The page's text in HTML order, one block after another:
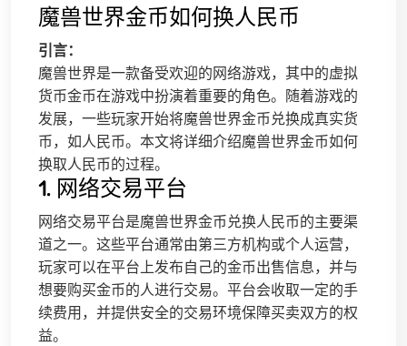
魔兽世界金币如何换人民币
引言：
魔兽世界是一款备受欢迎的网络游戏，其中的虚拟
货币金币在游戏中扮演着重要的角色。随着游戏的
发展，一些玩家开始将魔兽世界金币兑换成真实货
币，如人民币。本文将详细介绍魔兽世界金币如何
换取人民币的过程。
1. 网络交易平台
网络交易平台是魔兽世界金币兑换人民币的主要渠
道之一。这些平台通常由第三方机构或个人运营，
玩家可以在平台上发布自己的金币出售信息，并与
想要购买金币的人进行交易。平台会收取一定的手
续费用，并提供安全的交易环境保障买卖双方的权
益。